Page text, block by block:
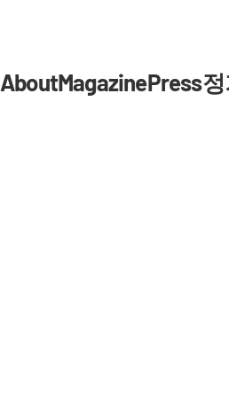
AboutMagazinePress